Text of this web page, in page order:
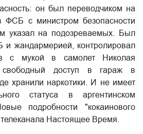
он был переводчиком на
ФСБ с министром безопасности
указал на подозреваемых. Был
жандармерией, контролировал
с мукой в самолет Николая
доступ в гараж в
хранили наркотики. И не имеет
статуса в аргентинском
подробности "кокаинового
Настоящее Время.